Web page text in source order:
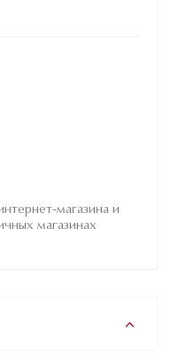
магазина и
магазинах